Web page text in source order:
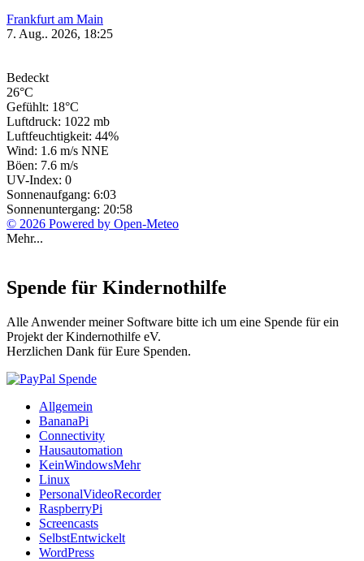
Frankfurt am Main
7. Aug.. 2026, 18:25
Bedeckt
26°C
Gefühlt: 18°C
Luftdruck: 1022 mb
Luftfeuchtigkeit: 44%
Wind: 1.6 m/s NNE
Böen: 7.6 m/s
UV-Index: 0
Sonnenaufgang: 6:03
Sonnenuntergang: 20:58
© 2026 Powered by Open-Meteo
Mehr...
Spende für Kindernothilfe
Alle Anwender meiner Software bitte ich um eine Spende für ein
Projekt der Kindernothilfe eV.
Herzlichen Dank für Eure Spenden.
Allgemein
BananaPi
Connectivity
Hausautomation
KeinWindowsMehr
Linux
PersonalVideoRecorder
RaspberryPi
Screencasts
SelbstEntwickelt
WordPress